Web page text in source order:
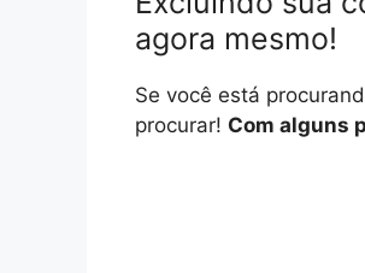
agora mesmo!
Se você está
procurar! Com alguns